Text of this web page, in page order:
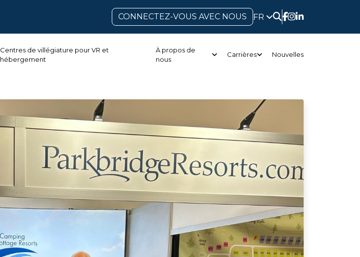
CONNECTEZ-VOUS AVEC NOUS FR
Centres de villégiature pour VR et
hébergement
À propos de
nous
Carrières Nouvelles